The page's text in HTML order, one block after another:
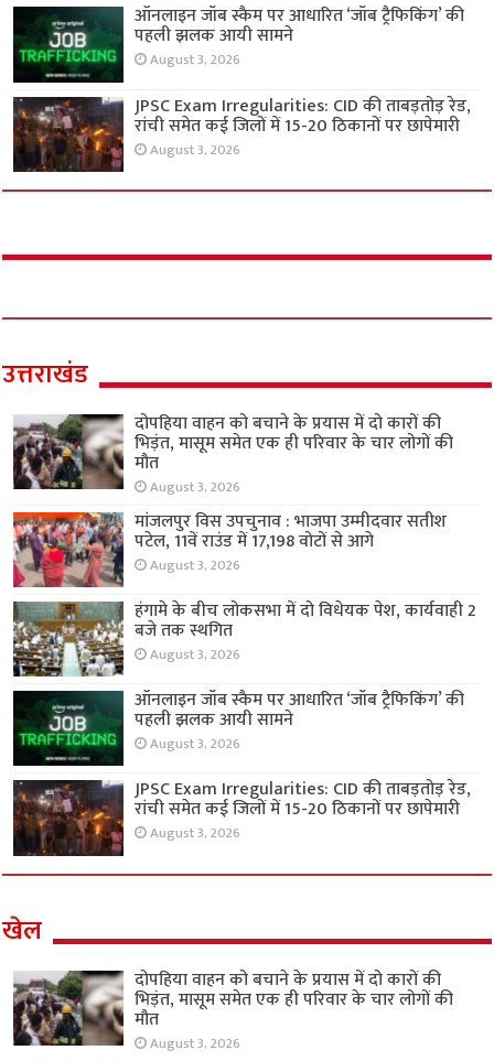
ऑनलाइन जॉब स्कैम पर आधारित ‘जॉब ट्रैफिकिंग’ की
पहली झलक आयी सामने
August 3, 2026
JPSC Exam Irregularities: CID की ताबड़तोड़ रेड,
रांची समेत कई जिलों में 15-20 ठिकानों पर छापेमारी
August 3, 2026
उत्तराखंड
दोपहिया वाहन को बचाने के प्रयास में दो कारों की
भिड़ंत, मासूम समेत एक ही परिवार के चार लोगों की
मौत
August 3, 2026
मांजलपुर विस उपचुनाव : भाजपा उम्मीदवार सतीश
पटेल, 11वें राउंड में 17,198 वोटों से आगे
August 3, 2026
हंगामे के बीच लोकसभा में दो विधेयक पेश, कार्यवाही 2
बजे तक स्थगित
August 3, 2026
ऑनलाइन जॉब स्कैम पर आधारित ‘जॉब ट्रैफिकिंग’ की
पहली झलक आयी सामने
August 3, 2026
JPSC Exam Irregularities: CID की ताबड़तोड़ रेड,
रांची समेत कई जिलों में 15-20 ठिकानों पर छापेमारी
August 3, 2026
खेल
दोपहिया वाहन को बचाने के प्रयास में दो कारों की
भिड़ंत, मासूम समेत एक ही परिवार के चार लोगों की
मौत
August 3, 2026